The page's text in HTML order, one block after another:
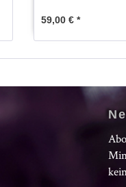
59,00 € *